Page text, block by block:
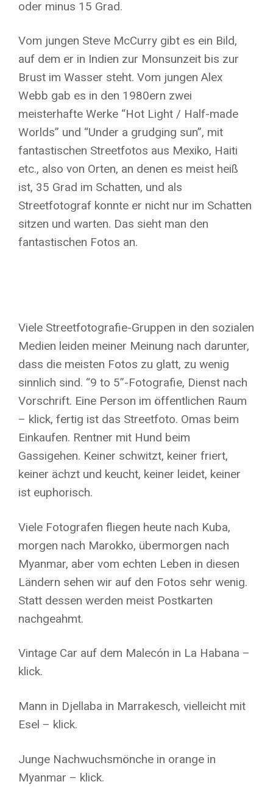
oder minus 15 Grad.
Vom jungen Steve McCurry gibt es ein Bild,
auf dem er in Indien zur Monsunzeit bis zur
Brust im Wasser steht. Vom jungen Alex
Webb gab es in den 1980ern zwei
meisterhafte Werke “Hot Light / Half-made
Worlds” und “Under a grudging sun”, mit
fantastischen Streetfotos aus Mexiko, Haiti
etc., also von Orten, an denen es meist heiß
ist, 35 Grad im Schatten, und als
Streetfotograf konnte er nicht nur im Schatten
sitzen und warten. Das sieht man den
fantastischen Fotos an.
Viele Streetfotografie-Gruppen in den sozialen
Medien leiden meiner Meinung nach darunter,
dass die meisten Fotos zu glatt, zu wenig
sinnlich sind. “9 to 5”-Fotografie, Dienst nach
Vorschrift. Eine Person im öffentlichen Raum
– klick, fertig ist das Streetfoto. Omas beim
Einkaufen. Rentner mit Hund beim
Gassigehen. Keiner schwitzt, keiner friert,
keiner ächzt und keucht, keiner leidet, keiner
ist euphorisch.
Viele Fotografen fliegen heute nach Kuba,
morgen nach Marokko, übermorgen nach
Myanmar, aber vom echten Leben in diesen
Ländern sehen wir auf den Fotos sehr wenig.
Statt dessen werden meist Postkarten
nachgeahmt.
Vintage Car auf dem Malecón in La Habana –
klick.
Mann in Djellaba in Marrakesch, vielleicht mit
Esel – klick.
Junge Nachwuchsmönche in orange in
Myanmar – klick.